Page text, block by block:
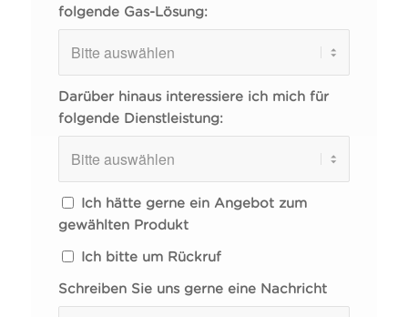
folgende Gas-Lösung:
Darüber hinaus interessiere ich mich für
folgende Dienstleistung:
Ich hätte gerne ein Angebot zum
gewählten Produkt
Ich bitte um Rückruf
Schreiben Sie uns gerne eine Nachricht